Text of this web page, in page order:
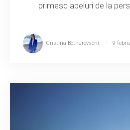
primesc apeluri de la
Cristina Botnarevschi 9